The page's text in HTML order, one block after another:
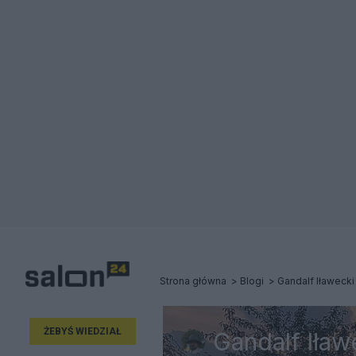
Strona główna Blogi Gandalf Iławecki
ŻEBYŚ WIEDZIAŁ Gandalf